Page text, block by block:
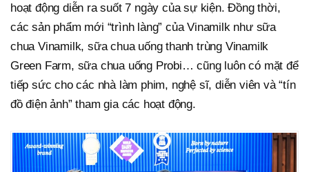
hoạt động diễn ra suốt 7 ngày của sự kiện. Đồng thời,
các sản phẩm mới “trình làng” của Vinamilk như sữa
chua Vinamilk, sữa chua uống thanh trùng Vinamilk
Green Farm, sữa chua uống Probi… cũng luôn có mặt để
tiếp sức cho các nhà làm phim, nghệ sĩ, diễn viên và “tín
đồ điện ảnh” tham gia các hoạt động.